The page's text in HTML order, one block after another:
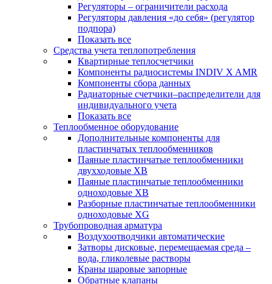
Регуляторы – ограничители расхода
Регуляторы давления «до себя» (регулятор
подпора)
Показать все
Средства учета теплопотребления
Квартирные теплосчетчики
Компоненты радиосистемы INDIV X AMR
Компоненты сбора данных
Радиаторные счетчики–распределители для
индивидуального учета
Показать все
Теплообменное оборудование
Дополнительные компоненты для
пластинчатых теплообменников
Паяные пластинчатые теплообменники
двухходовые XB
Паяные пластинчатые теплообменники
одноходовые ХВ
Разборные пластинчатые теплообменники
одноходовые ХG
Трубопроводная арматура
Воздухоотводчики автоматические
Затворы дисковые, перемещаемая среда –
вода, гликолевые растворы
Краны шаровые запорные
Обратные клапаны